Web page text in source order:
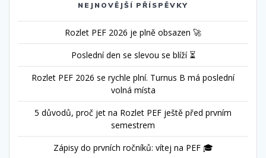
NEJNOVĚJŠÍ PŘÍSPĚVKY
Rozlet PEF 2026 je plně obsazen 🚀
Poslední den se slevou se blíží ⏳
Rozlet PEF 2026 se rychle plní. Turnus B má poslední
volná místa
5 důvodů, proč jet na Rozlet PEF ještě před prvním
semestrem
Zápisy do prvních ročníků: vítej na PEF 🎓